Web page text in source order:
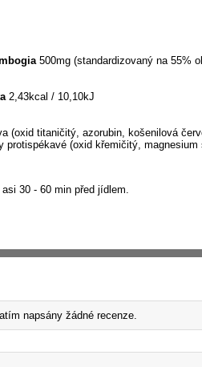
500mg (standardizovaný na 55%
2,43kcal / 10,10kJ
(oxid titaničitý, azorubin, košenilová
protispékavé (oxid křemičitý, magnesium
30 - 60 min před jídlem.
napsány žádné recenze.